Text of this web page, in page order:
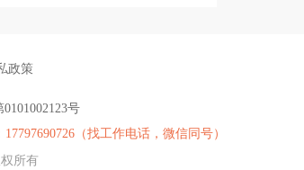
政策
号
17797690726（找工作电话，微信同号）
所有